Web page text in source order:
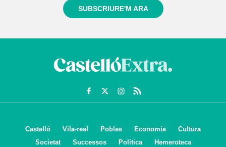
SUBSCRIURE'M ARA
Castelló Vila-real Pobles Economía
Cultura
Societat
Successos Política Hemeroteca